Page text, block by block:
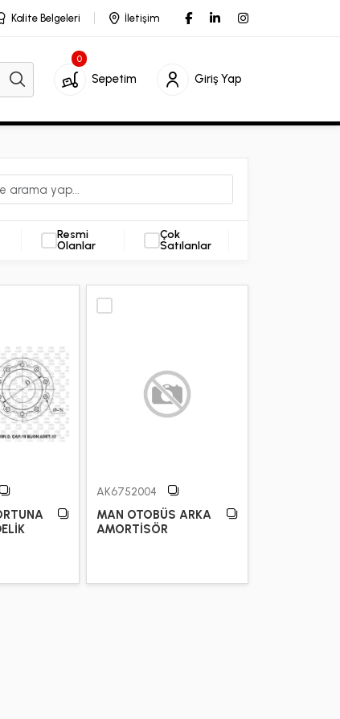
Kalite Belgeleri İletişim
Sepetim
0
Giriş Yap
Resmi
Olanlar
Çok
Satılanlar
AK6752004
MAN OTOBÜS ARKA
AMORTİSÖR